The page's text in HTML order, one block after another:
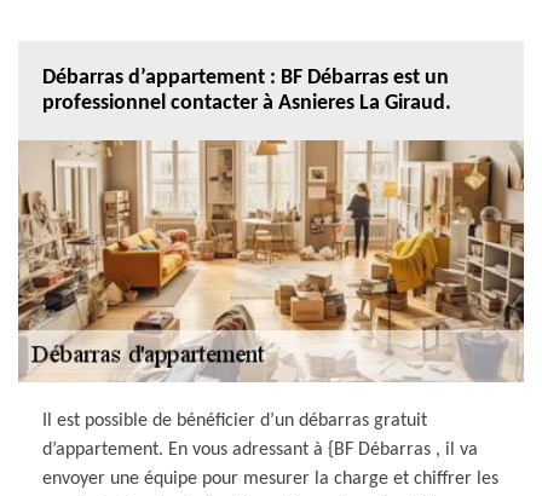
Débarras d’appartement : BF Débarras est un
professionnel contacter à Asnieres La Giraud.
Il est possible de bénéficier d’un débarras gratuit
d’appartement. En vous adressant à {BF Débarras , il va
envoyer une équipe pour mesurer la charge et chiffrer les